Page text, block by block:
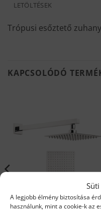
A legjobb élmény biztosítása
használunk, mint a cookie-k az
LETÖLTÉSEK
Trópusi esőztető
KAPCSOLÓDÓ